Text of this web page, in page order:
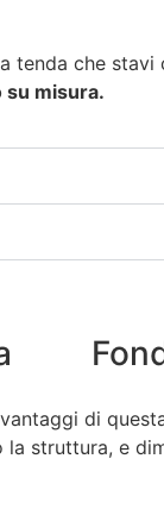
tenda che
misura.
di
struttura, e